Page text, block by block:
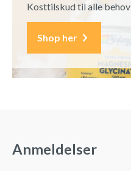
Kosttilskud til alle behov
Shop her
Anmeldelser